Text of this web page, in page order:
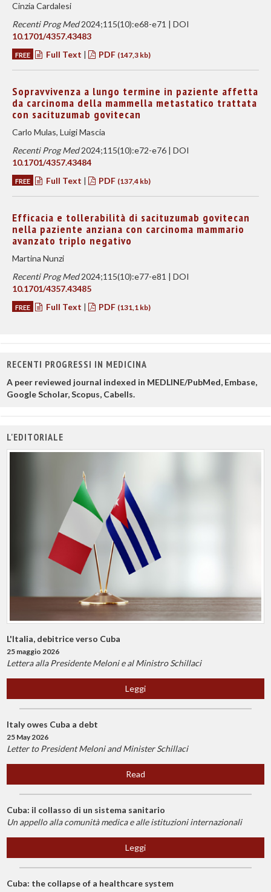
Cinzia Cardalesi
Recenti Prog Med2024;115(10):e68-e71 | DOI
10.1701/4357.43483
FREE Full Text | PDF (147,3 kb)
Sopravvivenza a lungo termine in paziente affetta
da carcinoma della mammella metastatico trattata
con sacituzumab govitecan
Carlo Mulas, Luigi Mascia
Recenti Prog Med2024;115(10):e72-e76 | DOI
10.1701/4357.43484
FREE Full Text | PDF (137,4 kb)
Efficacia e tollerabilità di sacituzumab govitecan
nella paziente anziana con carcinoma mammario
avanzato triplo negativo
Martina Nunzi
Recenti Prog Med2024;115(10):e77-e81 | DOI
10.1701/4357.43485
FREE Full Text | PDF (131,1 kb)
RECENTI PROGRESSI IN MEDICINA
A peer reviewed journal indexed in MEDLINE/PubMed, Embase,
Google Scholar, Scopus, Cabells.
L'EDITORIALE
L'Italia, debitrice verso Cuba
25 maggio 2026
Lettera alla Presidente Meloni e al Ministro Schillaci
Leggi
Italy owes Cuba a debt
25 May 2026
Letter to President Meloni and Minister Schillaci
Read
Cuba: il collasso di un sistema sanitario
Un appello alla comunità medica e alle istituzioni internazionali
Leggi
Cuba: the collapse of a healthcare system